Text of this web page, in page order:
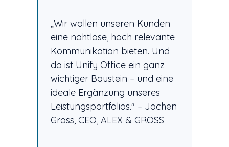
„Wir wollen unseren Kunden
eine nahtlose, hoch relevante
Kommunikation bieten. Und
da ist Unify Office ein ganz
wichtiger Baustein – und eine
ideale Ergänzung unseres
Leistungsportfolios." – Jochen
Gross, CEO, ALEX & GROSS